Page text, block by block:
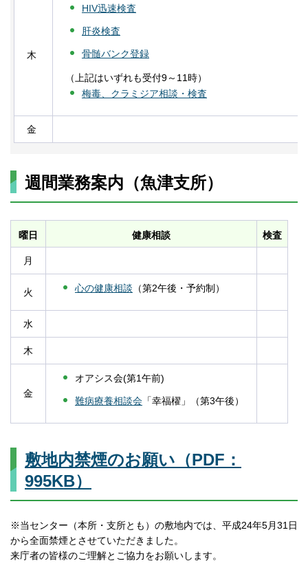
木
HIV迅速検査
肝炎検査
骨髄バンク登録
（上記はいずれも受付9～11時）
梅毒、クラミジア相談・検査
金
週間業務案内（魚津支所）
曜日 健康相談 検査
月
火 心の健康相談 （第2午後・予約制）
水
木
金
オアシス会(第1午前)
難病療養相談会 「幸福櫂」（第3午後）
敷地内禁煙のお願い（PDF：
995KB）
※当センター（本所・支所とも）の敷地内では、平成24年5月31日
から全面禁煙とさせていただきました。
来庁者の皆様のご理解とご協力をお願いします。